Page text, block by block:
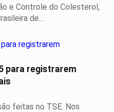
e Controle do Colesterol,
de...
para registrarem
feitas no TSE. Nos